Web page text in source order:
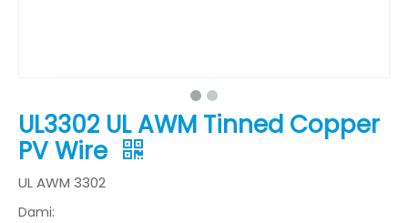
UL3302 UL AWM Tinned Copper
PV Wire
UL AWM 3302
Dami: